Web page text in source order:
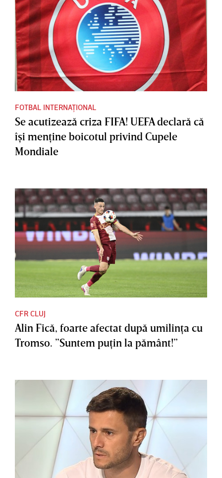
FOTBAL INTERNAȚIONAL
Se acutizează criza FIFA! UEFA declară că
îşi menţine boicotul privind Cupele
Mondiale
CFR CLUJ
Alin Fică, foarte afectat după umilinţa cu
Tromso. ”Suntem puţin la pământ!”